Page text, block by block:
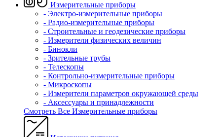
Измерительные приборы
- Электро-измерительные приборы
- Радио-измерительные приборы
- Строительные и геодезические приборы
- Измерители физических величин
- Бинокли
- Зрительные трубы
- Телескопы
- Контрольно-измерительные приборы
- Микроскопы
- Измерители параметров окружающей среды
- Аксессуары и принадлежности
Смотреть Все Измерительные приборы